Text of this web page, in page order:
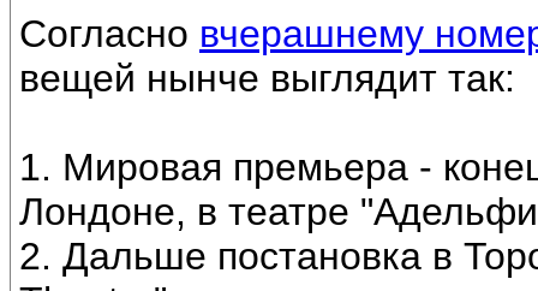
Согласно вчерашнему
вещей нынче выглядит так:
1. Мировая премьера -
Лондоне, в театре
2. Дальше постановка в